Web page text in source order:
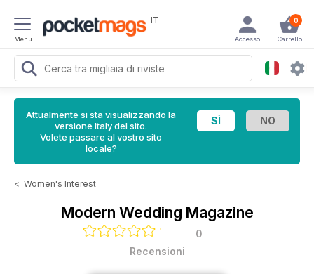
Menu
IT 0
Carrello
Accesso
Attualmente si sta visualizzando la
versione Italy del sito.
Volete passare al vostro sito
locale?
< Women's Interest
Modern Wedding Magazine
0
Recensioni